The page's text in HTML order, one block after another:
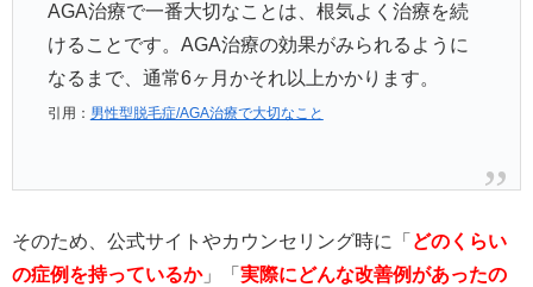
AGA治療で一番大切なことは、根気よく治療を続
けることです。AGA治療の効果がみられるように
なるまで、通常6ヶ月かそれ以上かかります。
引用： 男性型脱毛症/AGA治療で大切なこと
そのため、公式サイトやカウンセリング時に「 どのくらい
の症例を持っているか」「 実際にどんな改善例があったの